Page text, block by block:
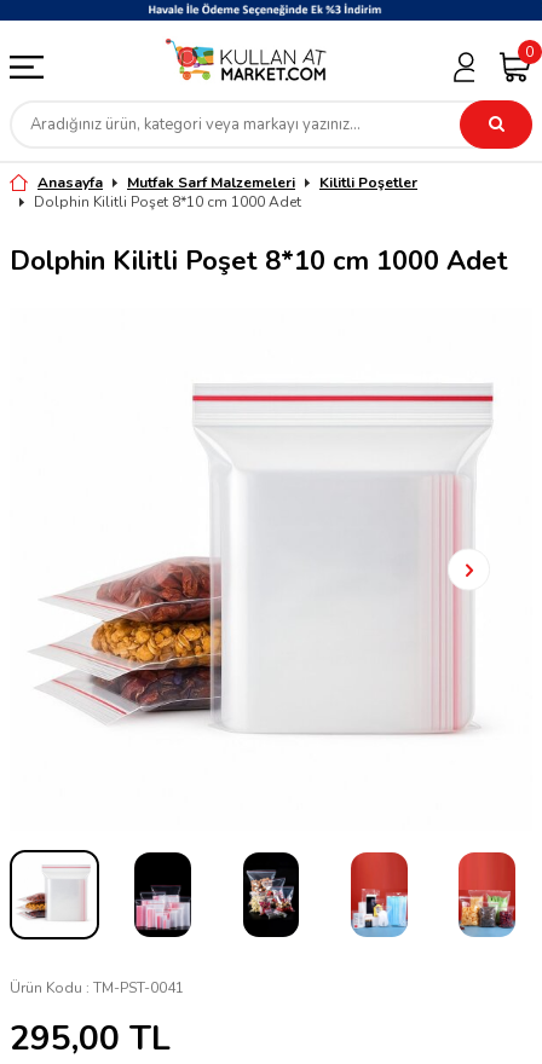
0
Anasayfa Mutfak Sarf Malzemeleri
Kilitli Poşetler
Dolphin Kilitli Poşet 8*10 cm 1000 Adet
Dolphin Kilitli Poşet 8*10 cm 1000 Adet
Ürün Kodu : TM-PST-0041
295,00 TL